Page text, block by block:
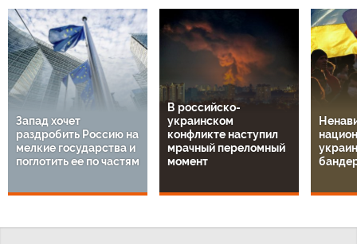
Запад хочет
раздробить Россию на
мелкие государства и
поглотить ее по частям
В российско-
украинском
конфликте наступил
мрачный переломный
момент